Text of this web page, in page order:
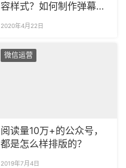
容样式？如何制作弹幕样
2020年4月22日
微信运营
阅读量10万+的公众号，
都是怎么样排版的？
2019年7月4日